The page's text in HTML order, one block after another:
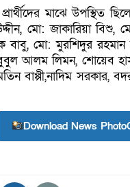
মাঝে উপস্থিত
মো: জাকারিয়া বিশু,
বাবু, মো: মুরশিদুর
আলম লিমন, শোয়েব
বাপ্পী,নাদিম সরকার,
Download News